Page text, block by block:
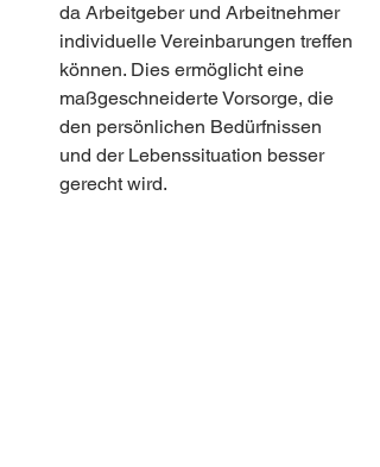
da Arbeitgeber und Arbeitnehmer
individuelle Vereinbarungen treffen
können. Dies ermöglicht eine
maßgeschneiderte Vorsorge, die
den persönlichen Bedürfnissen
und der Lebenssituation besser
gerecht wird.